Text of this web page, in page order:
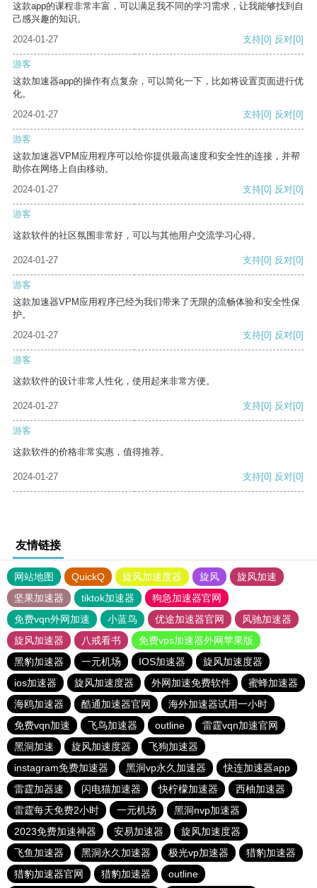
这款app的课程非常丰富，可以满足我不同的学习需求，让我能够找到自
己感兴趣的知识。
2024-01-27
支持[0] 反对[0]
游客
这款加速器app的操作有点复杂，可以简化一下，比如将设置页面进行优
化。
2024-01-27
支持[0] 反对[0]
游客
这款加速器VPM应用程序可以给你提供最高速度和安全性的连接，并帮
助你在网络上自由移动。
2024-01-27
支持[0] 反对[0]
游客
这款软件的社区氛围非常好，可以与其他用户交流学习心得。
2024-01-27 支持[0] 反对[0]
游客
这款加速器VPM应用程序已经为我们带来了无限的流畅体验和安全性保
护。
2024-01-27
支持[0] 反对[0]
游客
这款软件的设计非常人性化，使用起来非常方便。
2024-01-27 支持[0] 反对[0]
游客
这款软件的价格非常实惠，值得推荐。
2024-01-27 支持[0] 反对[0]
友情链接
网站地图 QuickQ 旋风加速度器 旋风
旋风加速
坚果加速器
tiktok加速器
狗急加速器官网
免费vqn外网加速
小蓝鸟 优途加速器官网
风驰加速器
旋风加速器
八戒看书
免费vps加速器外网苹果版
黑豹加速器
一元机场 IOS加速器
旋风加速度器
ios加速器
旋风加速度器 外网加速免费软件
蜜蜂加速器
海鸥加速器
酷通加速器官网
海外加速器试用一小时
免费vqn加速
飞鸟加速器 outline
雷霆vqn加速官网
黑洞加速
旋风加速度器
飞狗加速器
instagram免费加速器
黑洞vp永久加速器
快连加速器app
雷霆加器速
闪电猫加速器 快柠檬加速器
西柚加速器
雷霆每天免费2小时
一元机场
黑洞nvp加速器
2023免费加速神器
安易加速器
旋风加速度器
飞鱼加速器
黑洞永久加速器 极光vp加速器
猎豹加速器
猎豹加速器官网
猎豹加速器 outline